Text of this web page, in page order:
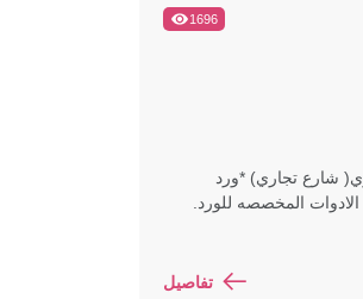
1696
شارع تجاري) *ورد
المخصصه للورد.
تفاصيل